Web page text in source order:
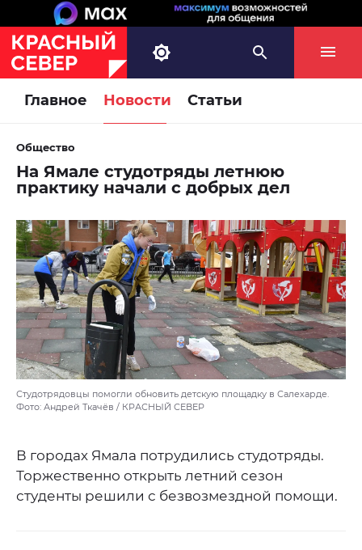
Главное Новости Статьи
Общество
На Ямале студотряды летнюю
практику начали с добрых дел
Студотрядовцы помогли обновить детскую площадку в Салехарде.
Фото: Андрей Ткачёв / КРАСНЫЙ СЕВЕР
В городах Ямала потрудились студотряды.
Торжественно открыть летний сезон
студенты решили с безвозмездной помощи.